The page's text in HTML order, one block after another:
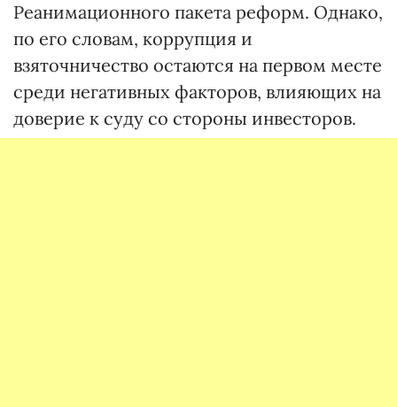
Реанимационного пакета реформ. Однако,
по его словам, коррупция и
взяточничество остаются на первом месте
среди негативных факторов, влияющих на
доверие к суду со стороны инвесторов.